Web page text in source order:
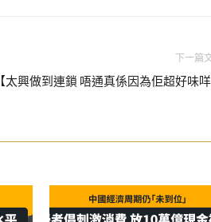
下一篇
【太興做到連鎖 唔通真係因為佢超好味咩